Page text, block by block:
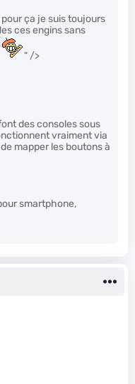
ça je suis toujours
ces engins sans
" />
des consoles sous
vraiment via
mapper les boutons à
smartphone,